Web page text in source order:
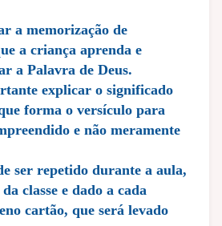
a memorização de
a criança aprenda e
a Palavra de Deus.
explicar o significado
forma o versículo para
e não meramente
ser repetido durante a aula,
classe e dado a cada
cartão, que será levado